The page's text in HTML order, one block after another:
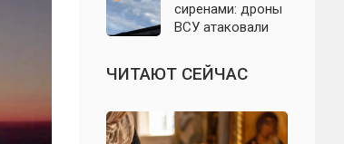
Подмосковье 7
августа 2026 года
сиренами: дроны
ВСУ атаковали
Евпаторию и
район Сакской
ЧИТАЮТ СЕЙЧАС